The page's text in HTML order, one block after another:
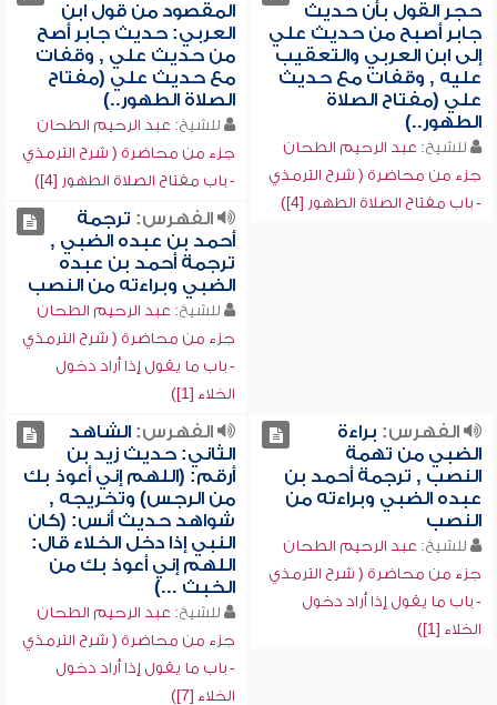
حجر القول بأن حديث
جابر أصبح من حديث علي
إلى ابن العربي والتعقيب
عليه , وقفات مع حديث
علي (مفتاح الصلاة
الطهور..)
للشيخ: عبد الرحيم الطحان
جزء من محاضرة ( شرح الترمذي
- باب مفتاح الصلاة الطهور [4])
المقصود من قول ابن
العربي: حديث جابر أصح
من حديث علي , وقفات
مع حديث علي (مفتاح
الصلاة الطهور..)
للشيخ: عبد الرحيم الطحان
جزء من محاضرة ( شرح الترمذي
- باب مفتاح الصلاة الطهور [4])
الفهرس: ترجمة
أحمد بن عبده الضبي ,
ترجمة أحمد بن عبده
الضبي وبراءته من النصب
للشيخ: عبد الرحيم الطحان
جزء من محاضرة ( شرح الترمذي
- باب ما يقول إذا أراد دخول
الخلاء [1])
الفهرس: براءة
الضبي من تهمة
النصب , ترجمة أحمد بن
عبده الضبي وبراءته من
النصب
للشيخ: عبد الرحيم الطحان
جزء من محاضرة ( شرح الترمذي
- باب ما يقول إذا أراد دخول
الخلاء [1])
الفهرس:الشاهد
الثاني: حديث زيد بن
أرقم: (اللهم إني أعوذ بك
من الرجس) وتخريجه ,
شواهد حديث أنس: (كان
النبي إذا دخل الخلاء قال:
اللهم إني أعوذ بك من
الخبث ...)
للشيخ: عبد الرحيم الطحان
جزء من محاضرة ( شرح الترمذي
- باب ما يقول إذا أراد دخول
الخلاء [7])